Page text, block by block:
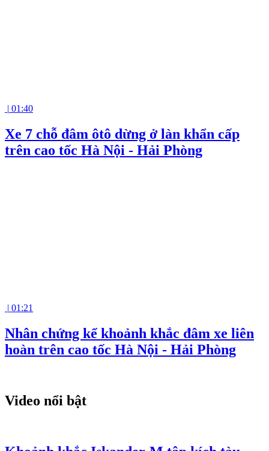
| 01:40
Xe 7 chỗ đâm ôtô dừng ở làn khẩn cấp
trên cao tốc Hà Nội - Hải Phòng
| 01:21
Nhân chứng kể khoảnh khắc đâm xe liên
hoàn trên cao tốc Hà Nội - Hải Phòng
Video nổi bật